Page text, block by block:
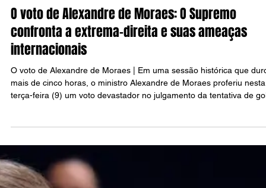
Raul Silva
9 de set. de 2025
6 min de leitura
O voto de Alexandre de Moraes: O Supremo
confronta a extrema-direita e suas ameaças
internacionais